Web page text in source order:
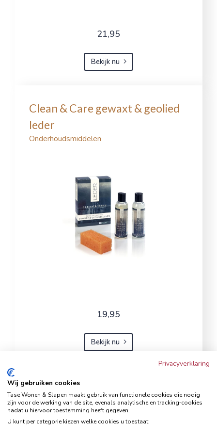
21,95
Bekijk nu
Clean & Care gewaxt & geolied
leder
Onderhoudsmiddelen
19,95
Bekijk nu
Hoekbank Famanti lichtgrijs
rechts
Hoekbanken
Privacyverklaring
Wij gebruiken cookies
Tase Wonen & Slapen maakt gebruik van functionele cookies die nodig
zijn voor de werking van de site, evenals analytische en tracking‑cookies
nadat u hiervoor toestemming heeft gegeven.
U kunt per categorie kiezen welke cookies u toestaat: